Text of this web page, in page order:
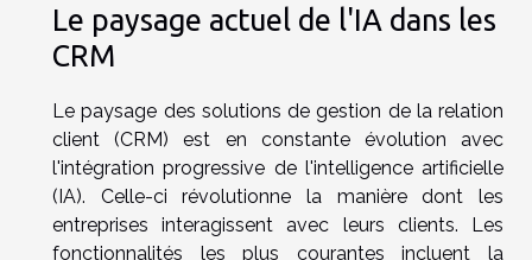
Le paysage actuel de l'IA dans les
CRM
Le paysage des solutions de gestion de la relation
client (CRM) est en constante évolution avec
l'intégration progressive de l'intelligence artificielle
(IA). Celle-ci révolutionne la manière dont les
entreprises interagissent avec leurs clients. Les
fonctionnalités les plus courantes incluent la